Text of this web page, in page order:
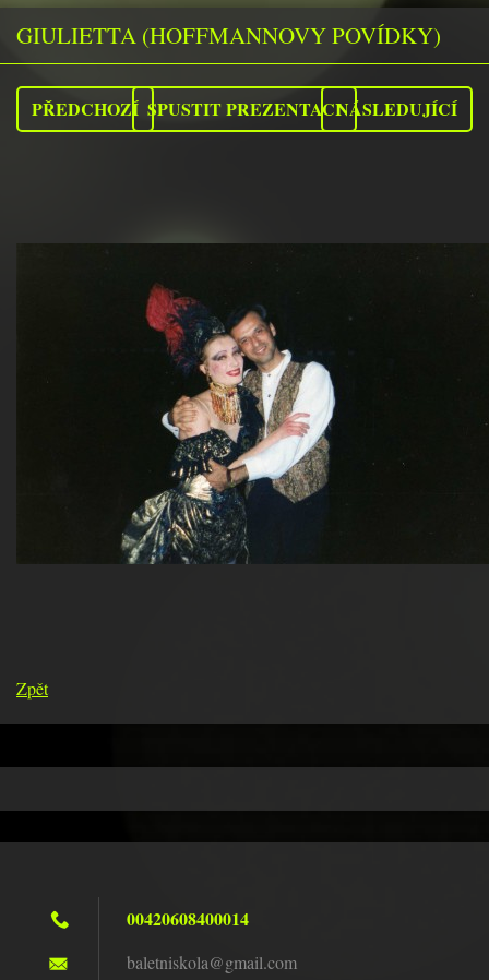
GIULIETTA (HOFFMANNOVY POVÍDKY)
PŘEDCHOZÍ SPUSTIT PREZENTACINÁSLEDUJÍCÍ
Zpět
00420608400014
baletniskola@gmail.com